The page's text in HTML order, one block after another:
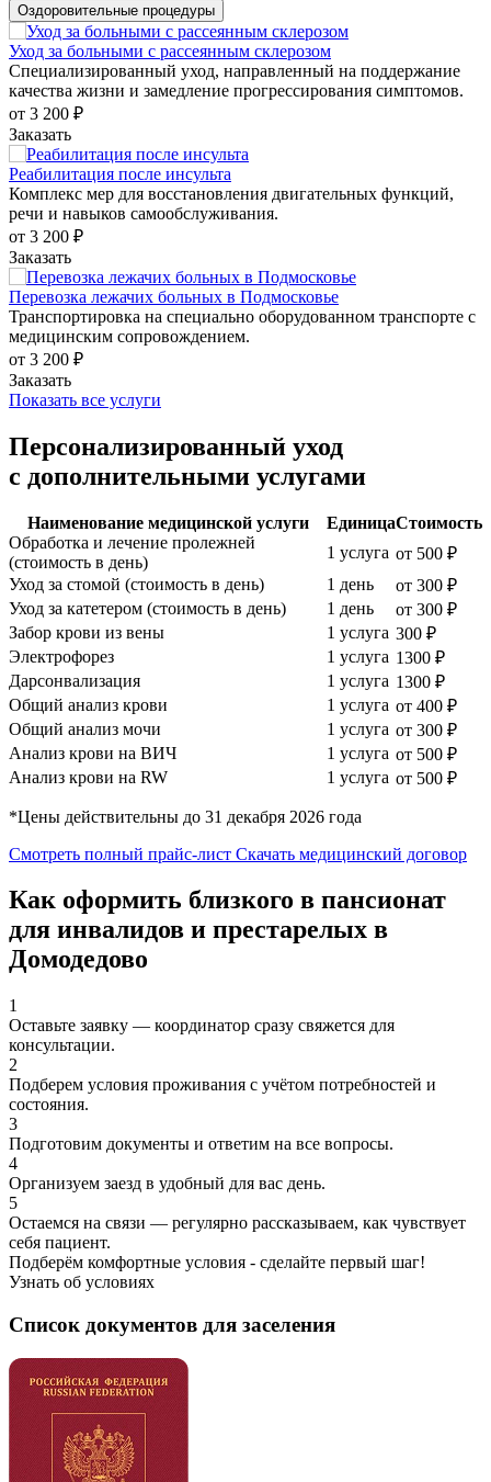
Оздоровительные процедуры
Уход за больными с рассеянным склерозом
Специализированный уход, направленный на поддержание
качества жизни и замедление прогрессирования симптомов.
от 3 200 ₽
Заказать
Реабилитация после инсульта
Комплекс мер для восстановления двигательных функций,
речи и навыков самообслуживания.
от 3 200 ₽
Заказать
Перевозка лежачих больных в Подмосковье
Транспортировка на специально оборудованном транспорте с
медицинским сопровождением.
от 3 200 ₽
Заказать
Показать все услуги
Персонализированный уход
с дополнительными услугами
Наименование медицинской услуги ЕдиницаСтоимость
Обработка и лечение пролежней
(стоимость в день)
1 услуга от 500 ₽
Уход за стомой (стоимость в день)
1 день
от 300 ₽
Уход за катетером (стоимость в день)
1 день
от 300 ₽
Забор крови из вены
1 услуга 300 ₽
Электрофорез
1 услуга 1300 ₽
Дарсонвализация
1 услуга 1300 ₽
Общий анализ крови
1 услуга от 400 ₽
Общий анализ мочи
1 услуга от 300 ₽
Анализ крови на ВИЧ
1 услуга от 500 ₽
Анализ крови на RW
1 услуга от 500 ₽
*Цены действительны до 31 декабря 2026 года
Смотреть полный прайс-лист Скачать медицинский договор
Как оформить близкого в пансионат
для инвалидов и престарелых в
Домодедово
1
Оставьте заявку — координатор сразу свяжется для
консультации.
2
Подберем условия проживания с учётом потребностей и
состояния.
3
Подготовим документы и ответим на все вопросы.
4
Организуем заезд в удобный для вас день.
5
Остаемся на связи — регулярно рассказываем, как чувствует
себя пациент.
Подберём комфортные условия - сделайте первый шаг!
Узнать об условиях
Список документов для заселения